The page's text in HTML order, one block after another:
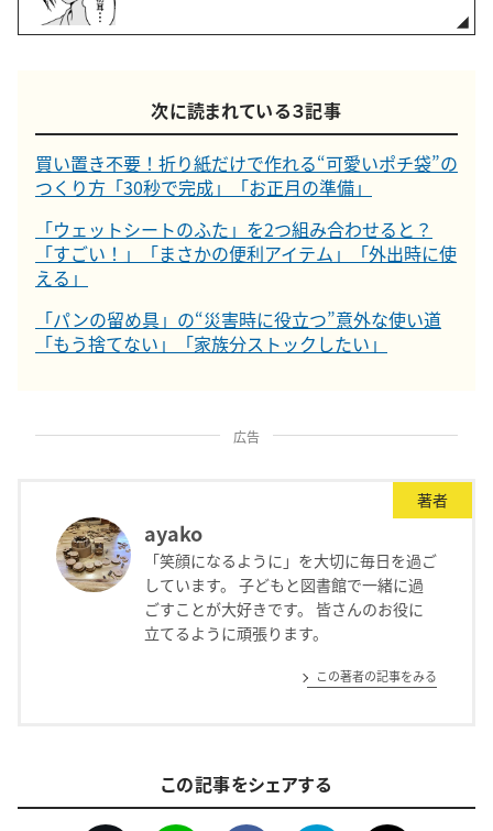
次に読まれている３記事
買い置き不要！折り紙だけで作れる“可愛いポチ袋”の
つくり方「30秒で完成」「お正月の準備」
「ウェットシートのふた」を2つ組み合わせると？
「すごい！」「まさかの便利アイテム」「外出時に使
える」
「パンの留め具」の“災害時に役立つ”意外な使い道
「もう捨てない」「家族分ストックしたい」
広告
著者
ayako
「笑顔になるように」を大切に毎日を過ご
しています。 子どもと図書館で一緒に過
ごすことが大好きです。 皆さんのお役に
立てるように頑張ります。
この著者の記事をみる
この記事をシェアする